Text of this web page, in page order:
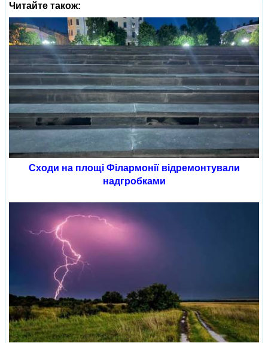
Читайте також:
Сходи на площі Філармонії відремонтували
надгробками